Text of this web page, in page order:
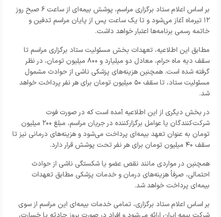
بر اساس اعلام ستاد برگزاری مراسم، پوشش بیمه‌ای از ساعت ۶ صبح روز
۱۲ تیرماه آغاز می‌شود و تا یک ساعت پس از پایان مراسم تدفین و
خاتمه رسمی برنامه‌ها اعتبار خواهد داشت.
مطابق این اطلاعیه، تعهدات بخش مسئولیت ستاد برگزاری مراسم تا
سقف دیه ماه حرام، معادل دو میلیارد و ۸۰۰ میلیون تومان، در نظر
گرفته شده است. همچنین هزینه‌های پزشکی ناشی از حوادث مشمول
مسئولیت ستاد، تا سقف ۵۰ میلیون تومان برای هر نفر پرداخت خواهد
شد.
در بخش دیگری از این اطلاعیه آمده است که در صورت فوت
شرکت‌کنندگان یا عوامل برگزارکننده در جریان مراسم، مبلغ ۲۰۰ میلیون
تومان به عنوان تعهد بیمه‌ای پرداخت می‌شود و هزینه‌های درمانی نیز تا
سقف ۴۰ میلیون تومان برای هر نفر تحت پوشش قرار دارد.
همچنین در مواردی مانند نقص عضو یا شکستگی ناشی از حوادث
احتمالی، صرفاً هزینه‌های درمان و خدمات پزشکی مطابق تعهدات
بیمه‌ای پرداخت خواهد شد.
بر اساس اعلام ستاد برگزاری، تمامی خدمات بیمه‌ای این مراسم از سوی